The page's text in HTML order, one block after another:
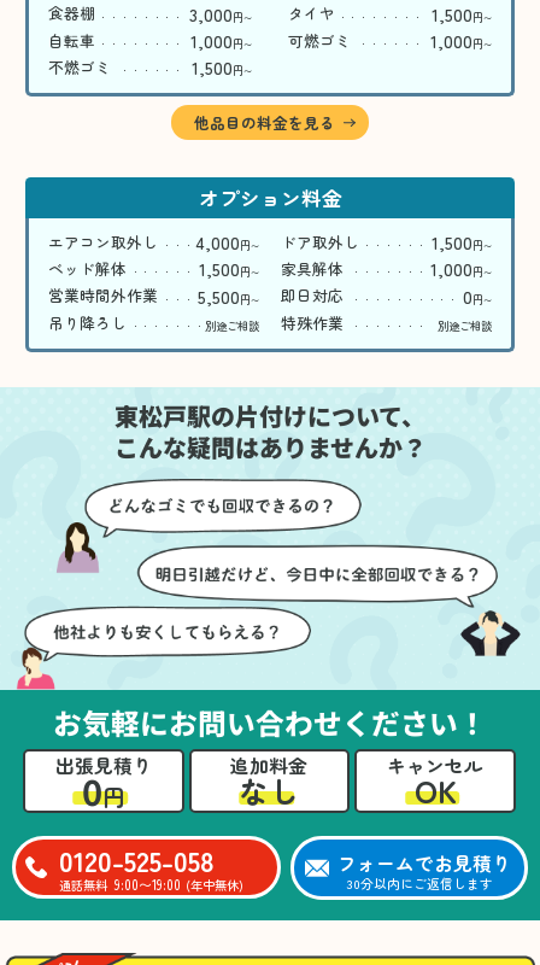
食器棚 3,000円〜 タイヤ 1,500円〜
自転車 1,000円〜 可燃ゴミ 1,000円〜
不燃ゴミ 1,500円〜
他品目の料金を見る
オプション料金
エアコン取外し 4,000円〜 ドア取外し 1,500円〜
ベッド解体 1,500円〜 家具解体 1,000円〜
営業時間外作業 5,500円〜 即日対応 0円〜
吊り降ろし 別途ご相談 特殊作業 別途ご相談
東松戸駅の片付けについて、
こんな疑問はありませんか？
お気軽にお問い合わせください！
出張見積り
0円
追加料金
なし
キャンセル
OK
0120-525-058
通話無料 9:00〜19:00 (年中無休)
フォームでお見積り
30分以内にご返信します